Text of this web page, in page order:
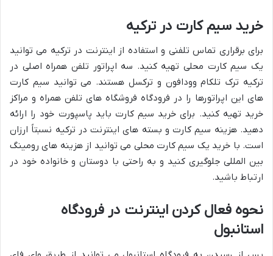
خرید سیم کارت در ترکیه
برای برقراری تماس تلفنی و استفاده از اینترنت در ترکیه می توانید
یک سیم کارت محلی تهیه کنید. سه اپراتور تلفن همراه اصلی در
ترکیه ترک تلکام وودافون و ترکسل هستند. می توانید سیم کارت
های این اپراتورها را در فرودگاه فروشگاه های تلفن همراه و مراکز
خرید تهیه کنید. برای خرید سیم کارت باید پاسپورت خود را ارائه
دهید. هزینه سیم کارت و بسته های اینترنت در ترکیه نسبتاً ارزان
است. با خرید یک سیم کارت محلی می توانید از هزینه های رومینگ
بین المللی جلوگیری کنید و به راحتی با دوستان و خانواده خود در
ارتباط باشید.
نحوه فعال کردن اینترنت در فرودگاه
استانبول